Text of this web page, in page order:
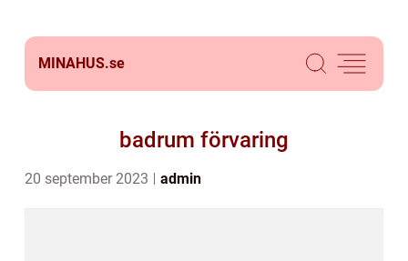
MINAHUS.se
badrum förvaring
20 september 2023 admin